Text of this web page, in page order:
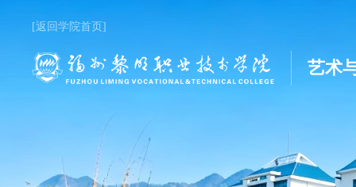
[返回学院首页]
艺术